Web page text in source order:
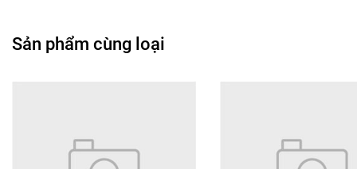
Mua ngay – Cháo Vifon tô 70g, sánh mịn, tiện lợi, ngon
#chaovifonngonmoiNgay #chaovifontienloi
Sản phẩm cùng loại